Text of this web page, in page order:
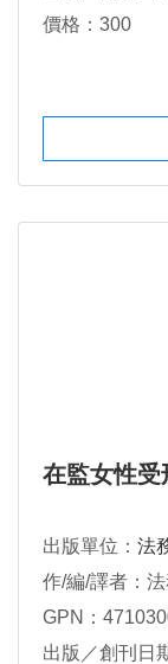
價格：300
在監女性受
出版單位： 法
作/編/譯者：
GPN：
出版／創刊日